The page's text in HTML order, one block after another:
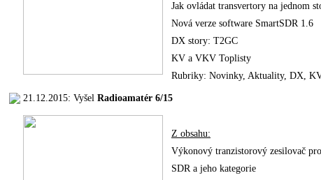
Jak ovládat transvertory na jednom
Nová verze software SmartSDR 1.6
DX story: T2GC
KV a VKV Toplisty
Rubriky: Novinky, Aktuality, DX,
21.12.2015: Vyšel Radioamatér 6/15
Z obsahu:
Výkonový tranzistorový zesilovač
SDR a jeho kategorie